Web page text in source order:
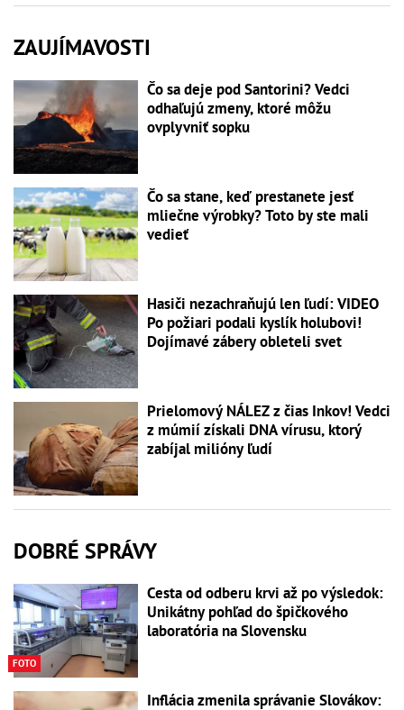
ZAUJÍMAVOSTI
Čo sa deje pod Santorini? Vedci
odhaľujú zmeny, ktoré môžu
ovplyvniť sopku
Čo sa stane, keď prestanete jesť
mliečne výrobky? Toto by ste mali
vedieť
Hasiči nezachraňujú len ľudí: VIDEO
Po požiari podali kyslík holubovi!
Dojímavé zábery obleteli svet
Prielomový NÁLEZ z čias Inkov! Vedci
z múmií získali DNA vírusu, ktorý
zabíjal milióny ľudí
DOBRÉ SPRÁVY
FOTO
Cesta od odberu krvi až po výsledok:
Unikátny pohľad do špičkového
laboratória na Slovensku
Inflácia zmenila správanie Slovákov: